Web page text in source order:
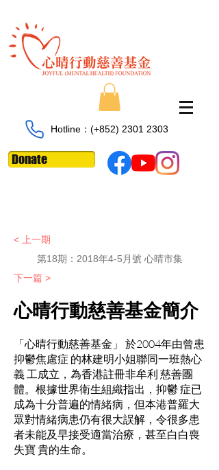
Hotline：​​(+852) 2301 2303
Donate
< 上一期
第18期：2018年4-5月號 心晴市集
下一篇 >
心晴行動慈善基金簡介
「心晴行動慈善基金」 於2004年由曾患
抑鬱焦慮症 的林建明小姐聯同一班熱心
義 工成立，為香港註冊非牟利 慈善團
體。根據世界衛生組織指出，抑鬱 症已
成為十分普遍的情緒病，但本港普羅大
眾對情緒病患仍有很大誤解，令很多患
者未能及早接受適當治療，甚至白白喪
失寶 貴的生命。